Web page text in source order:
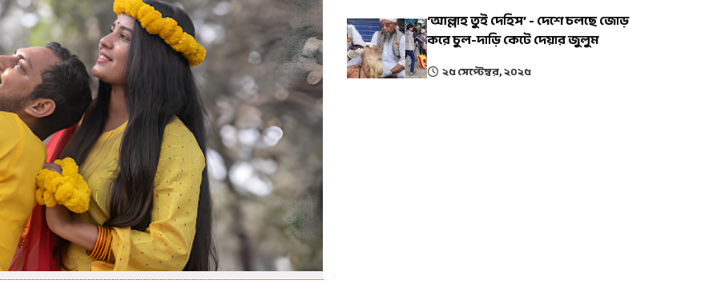
‘আল্লাহ তুই দেহিস’ - দেশে চলছে জোড়
করে চুল-দাড়ি কেটে দেয়ার জুলুম
২৫ সেপ্টেম্বর, ২০২৫